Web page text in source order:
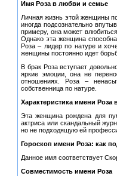
Имя Роза в любви и семье
Личная жизнь этой женщины
иногда подсознательно
примеру, она может
Однако эта женщина
Роза – лидер по натуре и
женщины постоянно идет
В брак Роза вступает
яркие эмоции, она не
отношениях. Роза –
собственница по натуре.
Характеристика имени Роза
Эта женщина рождена для
актриса или скандальный
но не подходящую ей
Гороскоп имени Роза: как
Данное имя соответствует
Совместимость имени Роза